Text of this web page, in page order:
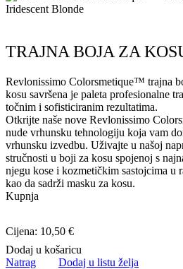
TRAJNA BOJA ZA
Revlonissimo Colorsmetique™ trajna
kosu savršena je paleta profesionalne
točnim i sofisticiranim rezultatima.
Otkrijte naše nove Revlonissimo
nude vrhunsku tehnologiju koja vam
vrhunsku izvedbu. Uživajte u našoj
stručnosti u boji za kosu spojenoj s
njegu kose i kozmetičkim sastojcima u
kao da sadrži masku za kosu.
Kupnja
Cijena: 10,50 €
Dodaj u košaricu
Natrag
Dodaj u listu želja